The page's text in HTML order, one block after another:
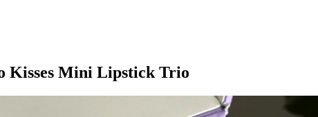
Kisses Mini Lipstick Trio